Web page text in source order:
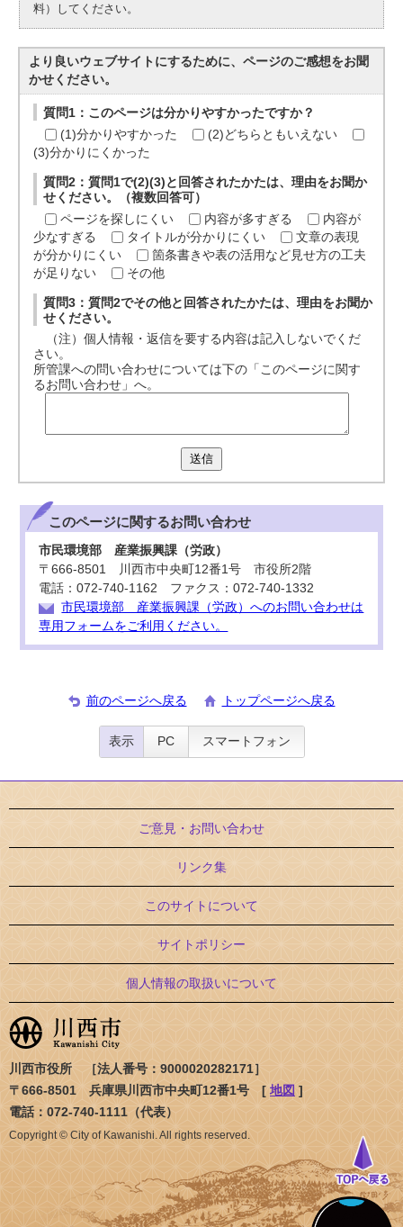
料）してください。
より良いウェブサイトにするために、ページのご感想をお聞
かせください。
質問1：このページは分かりやすかったですか？
(1)分かりやすかった
(2)どちらともいえない
(3)分かりにくかった
質問2：質問1で(2)(3)と回答されたかたは、理由をお聞か
せください。（複数回答可）
ページを探しにくい
内容が多すぎる
内容が
少なすぎる
タイトルが分かりにくい
文章の表現
が分かりにくい
箇条書きや表の活用など見せ方の工夫
が足りない
その他
質問3：質問2でその他と回答されたかたは、理由をお聞か
せください。
（注）個人情報・返信を要する内容は記入しないでくだ
さい。
所管課への問い合わせについては下の「このページに関す
るお問い合わせ」へ。
送信
このページに関するお問い合わせ
市民環境部 産業振興課（労政）
〒666-8501 川西市中央町12番1号 市役所2階
電話：072-740-1162 ファクス：072-740-1332
市民環境部 産業振興課（労政）へのお問い合わせは
専用フォームをご利用ください。
前のページへ戻る トップページへ戻る
表示 PC スマートフォン
ご意見・お問い合わせ
リンク集
このサイトについて
サイトポリシー
個人情報の取扱いについて
川西市役所 ［法人番号：9000020282171］
〒666-8501 兵庫県川西市中央町12番1号 [ 地図 ]
電話：072-740-1111（代表）
Copyright © City of Kawanishi. All rights reserved.